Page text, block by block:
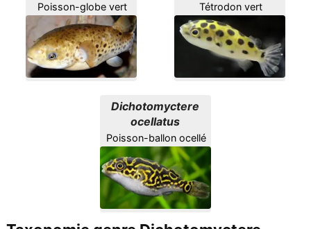
Poisson-globe vert Tétrodon vert
Dichotomyctere
ocellatus
Poisson-ballon ocellé